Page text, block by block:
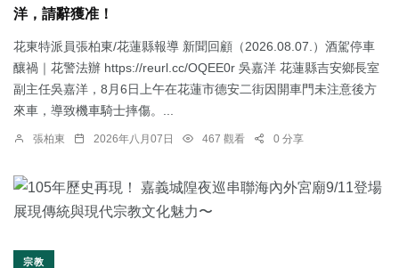
洋，請辭獲准！
花東特派員張柏東/花蓮縣報導 新聞回顧（2026.08.07.）酒駕停車
釀禍｜花警法辦 https://reurl.cc/OQEE0r 吳嘉洋 花蓮縣吉安鄉長室
副主任吳嘉洋，8月6日上午在花蓮市德安二街因開車門未注意後方
來車，導致機車騎士摔傷。...
張柏東 2026年八月07日 467 觀看 0 分享
宗教